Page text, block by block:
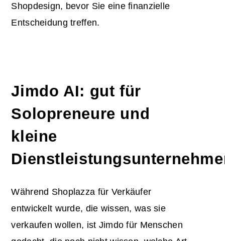
Shopdesign, bevor Sie eine finanzielle
Entscheidung treffen.
Jimdo AI: gut für
Solopreneure und
kleine
Während Shoplazza für Verkäufer
entwickelt wurde, die wissen, was sie
verkaufen wollen, ist Jimdo für Menschen